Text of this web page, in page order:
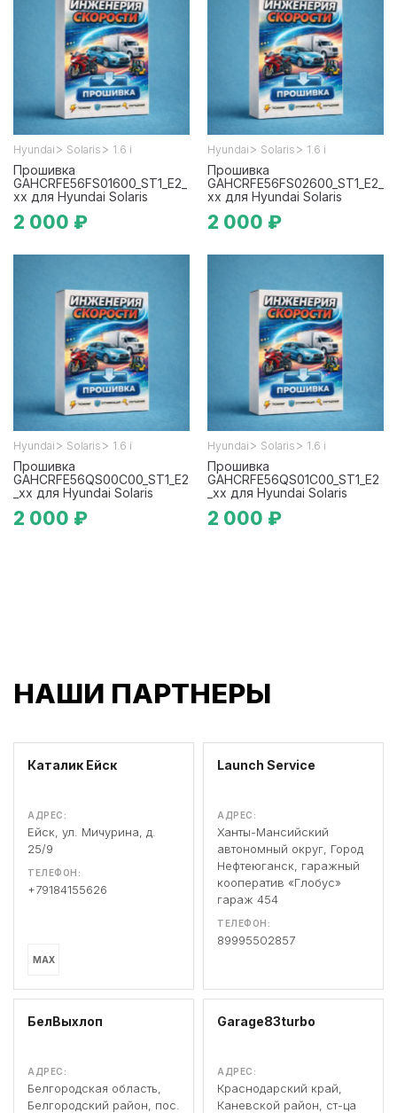
Hyundai > Solaris > 1.6 i
Прошивка
GAHCRFE56FS01600_ST1_E2_
xx для Hyundai Solaris
2 000 ₽
Hyundai > Solaris > 1.6 i
Прошивка
GAHCRFE56FS02600_ST1_E2_
xx для Hyundai Solaris
2 000 ₽
Hyundai > Solaris > 1.6 i
Прошивка
GAHCRFE56QS00C00_ST1_E2
_xx для Hyundai Solaris
2 000 ₽
Hyundai > Solaris > 1.6 i
Прошивка
GAHCRFE56QS01C00_ST1_E2
_xx для Hyundai Solaris
2 000 ₽
НАШИ ПАРТНЕРЫ
Каталик Ейск
АДРЕС:
Ейск, ул. Мичурина, д.
25/9
ТЕЛЕФОН:
+79184155626
MAX
Launch Service
АДРЕС:
Ханты-Мансийский
автономный округ, Город
Нефтеюганск, гаражный
кооператив «Глобус»
гараж 454
ТЕЛЕФОН:
89995502857
БелВыхлоп
АДРЕС:
Белгородская область,
Белгородский район, пос.
Garage83turbo
АДРЕС:
Краснодарский край,
Каневской район, ст-ца